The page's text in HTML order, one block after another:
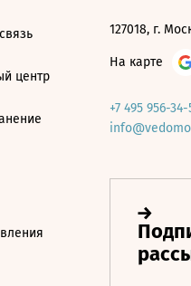
центр
127018, г.
На карте
+7 495 956-34-